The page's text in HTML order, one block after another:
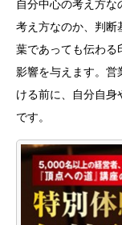
自分中心の考え方
考え方なのか、判断
葉であっても伝わる
影響を与えます。営
ける前に、自分自
です。